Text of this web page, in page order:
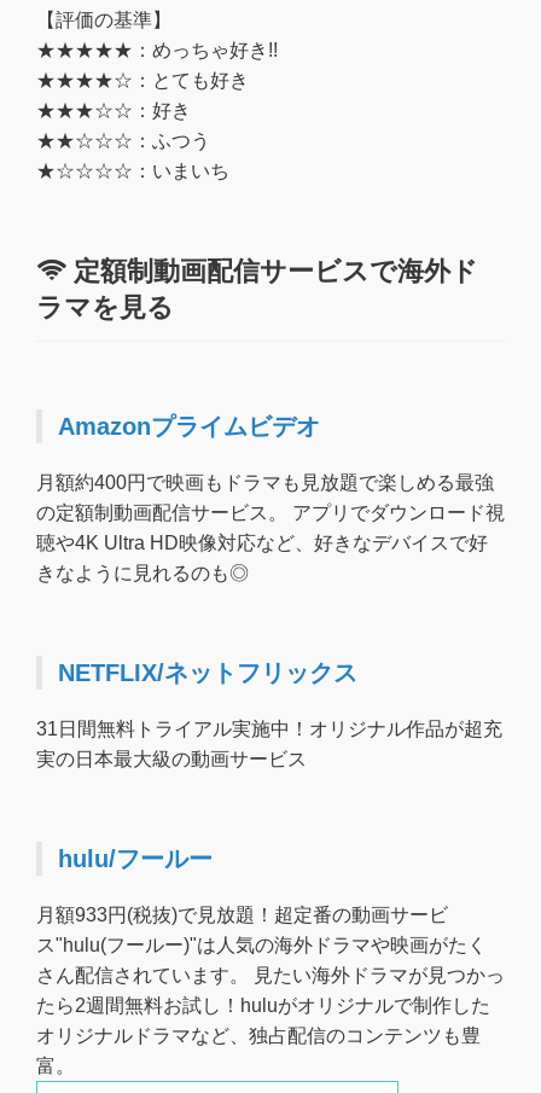
【評価の基準】
★★★★★：めっちゃ好き!!
★★★★☆：とても好き
★★★☆☆：好き
★★☆☆☆：ふつう
★☆☆☆☆：いまいち
定額制動画配信サービスで海外ド
ラマを見る
Amazonプライムビデオ
月額約400円で映画もドラマも見放題で楽しめる最強
の定額制動画配信サービス。 アプリでダウンロード視
聴や4K Ultra HD映像対応など、好きなデバイスで好
きなように見れるのも◎
NETFLIX/ネットフリックス
31日間無料トライアル実施中！オリジナル作品が超充
実の日本最大級の動画サービス
hulu/フールー
月額933円(税抜)で見放題！超定番の動画サービ
ス"hulu(フールー)"は人気の海外ドラマや映画がたく
さん配信されています。 見たい海外ドラマが見つかっ
たら2週間無料お試し！huluがオリジナルで制作した
オリジナルドラマなど、独占配信のコンテンツも豊
富。